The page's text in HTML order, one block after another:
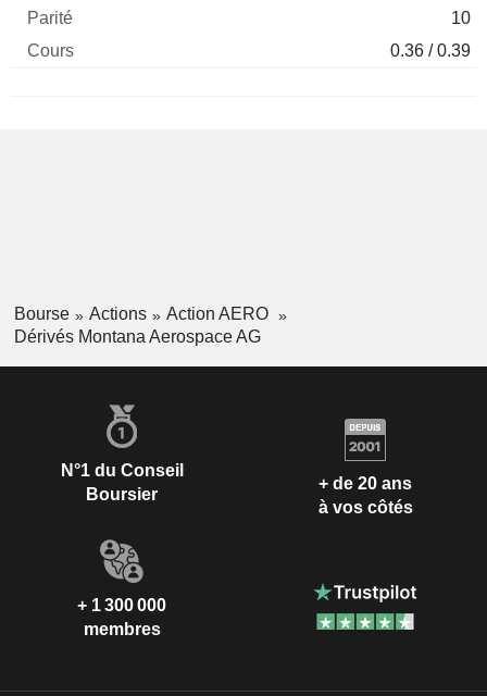
10
0.36 / 0.39
Bourse Actions
Action AERO
Dérivés Montana Aerospace AG
N°1 du Conseil
Boursier
+ de 20 ans
à vos côtés
+ 1 300 000
membres